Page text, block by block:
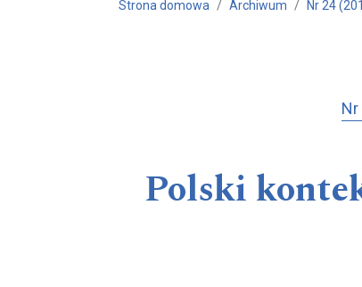
Strona domowa Archiwum Nr 24
Nr
Polski